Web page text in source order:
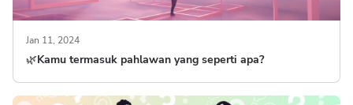
Jan 11, 2024
🌿Kamu termasuk pahlawan yang seperti apa?